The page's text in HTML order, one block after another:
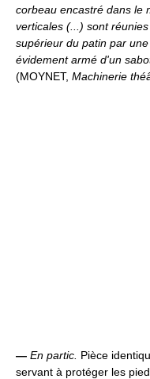
corbeau encastré dans le
verticales (...) sont
supérieur du patin par
évidement armé d'un
(MOYNET, Machinerie
— En partic. Pièce
servant à protéger les